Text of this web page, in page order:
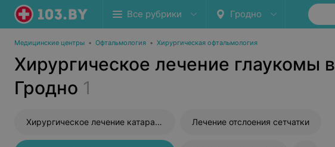
Все рубрики Гродно
Медицинские центры • Офтальмология • Хирургическая офтальмология
Хирургическое лечение глаукомы в
Гродно 1
Хирургическое лечение катаракты Лечение отслоения сетчатки